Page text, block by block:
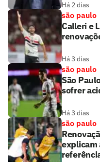
Há 2 dias
são paulo
Calleri e
Há 3 dias
são paulo
São
sofrer
Há 3 dias
são paulo
explicam